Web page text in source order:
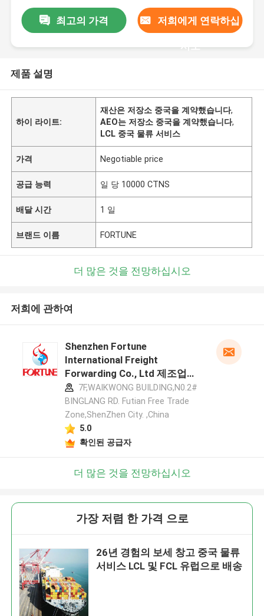
최고의 가격 저희에게 연락하십
시오
제품 설명
하이 라이트:
재산은 저장소 중국을 계약했습니다,
AEO는 저장소 중국을 계약했습니다,
LCL 중국 물류 서비스
가격 Negotiable price
공급 능력 일 당 10000 CTNS
배달 시간 1 일
브랜드 이름 FORTUNE
더 많은 것을 전망하십시오
저희에 관하여
Shenzhen Fortune
International Freight
Forwarding Co., Ltd 제조업체
프로필7F,WAIKWONG BUILDING,N0.2#
BINGLANG RD. Futian Free Trade
Zone,ShenZhen City. ,China
5.0
확인된 공급자
더 많은 것을 전망하십시오
가장 저렴 한 가격 으로
26년 경험의 보세 창고 중국 물류
서비스 LCL 및 FCL 유럽으로 배송